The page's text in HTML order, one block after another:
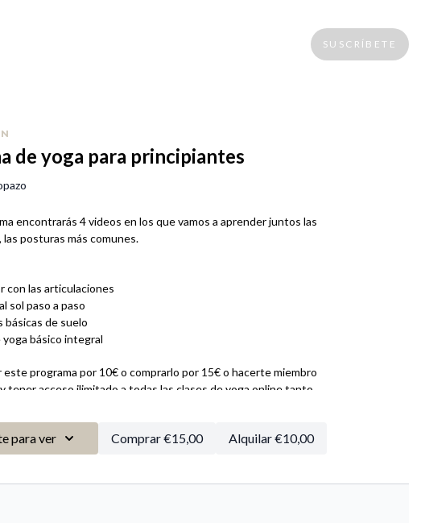
SUSCRÍBETE
de yoga para principiantes
encontrarás 4 videos en los que vamos a aprender juntos las
las posturas más comunes.
con las articulaciones
sol paso a paso
básicas de suelo
yoga básico integral
este programa por 10€ o comprarlo por 15€ o hacerte miembro
tener acceso ilimitado a todas las clases de yoga online tanto
y en diferido
para ver Comprar €15,00 Alquilar €10,00